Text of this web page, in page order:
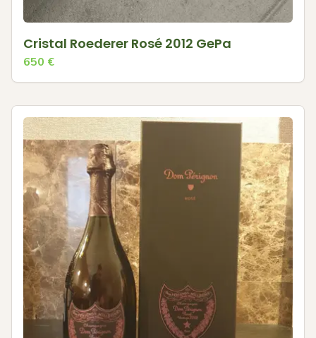
Cristal Roederer Rosé 2012 GePa
650 €